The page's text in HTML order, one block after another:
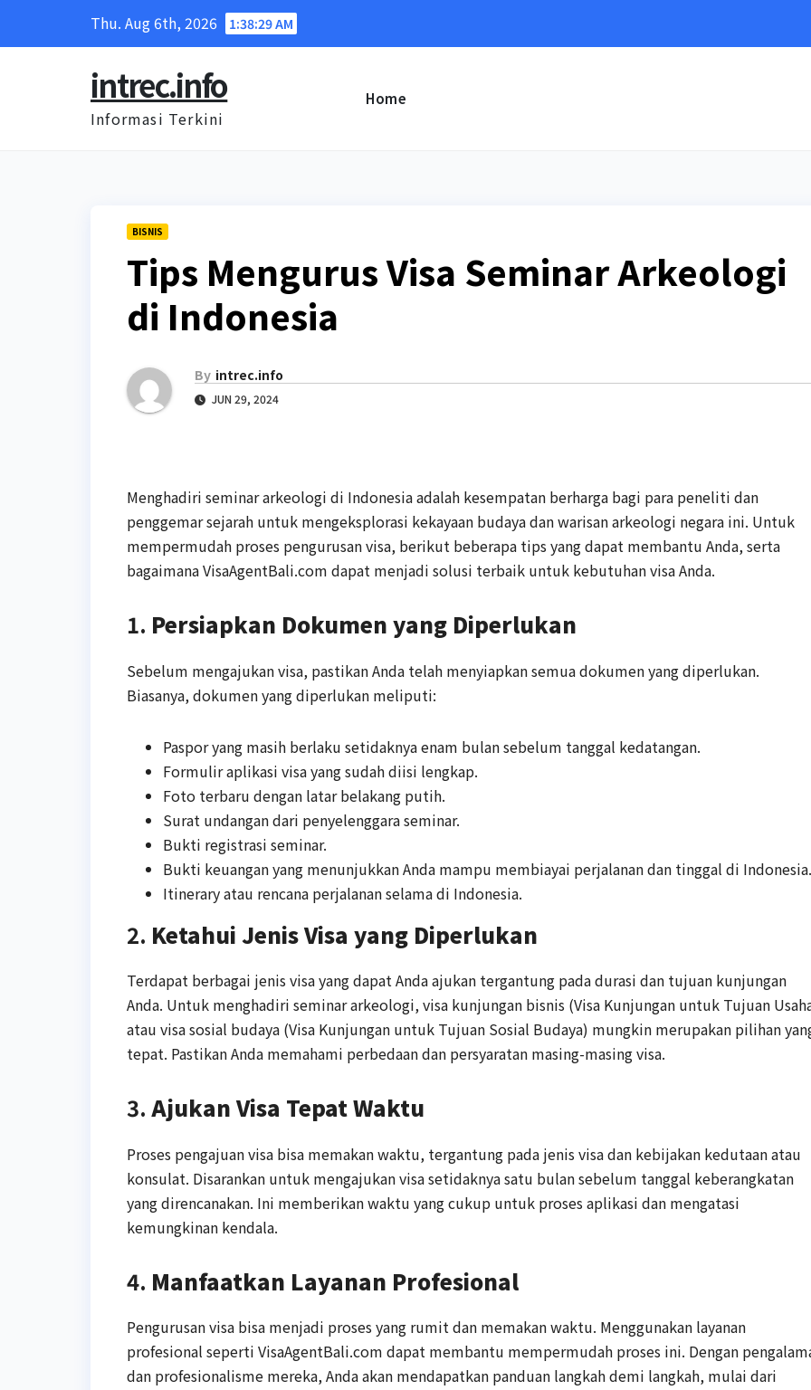
Thu. Aug 6th, 2026 1:38:29 AM
intrec.info
Informasi Terkini
Home
BISNIS
Tips Mengurus Visa Seminar Arkeologi
di Indonesia
By intrec.info
JUN 29, 2024
Menghadiri seminar arkeologi di Indonesia adalah kesempatan berharga bagi para peneliti dan
penggemar sejarah untuk mengeksplorasi kekayaan budaya dan warisan arkeologi negara ini. Untuk
mempermudah proses pengurusan visa, berikut beberapa tips yang dapat membantu Anda, serta
bagaimana VisaAgentBali.com dapat menjadi solusi terbaik untuk kebutuhan visa Anda.
1. Persiapkan Dokumen yang Diperlukan
Sebelum mengajukan visa, pastikan Anda telah menyiapkan semua dokumen yang diperlukan.
Biasanya, dokumen yang diperlukan meliputi:
Paspor yang masih berlaku setidaknya enam bulan sebelum tanggal kedatangan.
Formulir aplikasi visa yang sudah diisi lengkap.
Foto terbaru dengan latar belakang putih.
Surat undangan dari penyelenggara seminar.
Bukti registrasi seminar.
Bukti keuangan yang menunjukkan Anda mampu membiayai perjalanan dan tinggal di Indonesia.
Itinerary atau rencana perjalanan selama di Indonesia.
2. Ketahui Jenis Visa yang Diperlukan
Terdapat berbagai jenis visa yang dapat Anda ajukan tergantung pada durasi dan tujuan kunjungan
Anda. Untuk menghadiri seminar arkeologi, visa kunjungan bisnis (Visa Kunjungan untuk Tujuan
atau visa sosial budaya (Visa Kunjungan untuk Tujuan Sosial Budaya) mungkin merupakan pilihan
tepat. Pastikan Anda memahami perbedaan dan persyaratan masing-masing visa.
3. Ajukan Visa Tepat Waktu
Proses pengajuan visa bisa memakan waktu, tergantung pada jenis visa dan kebijakan kedutaan atau
konsulat. Disarankan untuk mengajukan visa setidaknya satu bulan sebelum tanggal keberangkatan
yang direncanakan. Ini memberikan waktu yang cukup untuk proses aplikasi dan mengatasi
kemungkinan kendala.
4. Manfaatkan Layanan Profesional
Pengurusan visa bisa menjadi proses yang rumit dan memakan waktu. Menggunakan layanan
profesional seperti VisaAgentBali.com dapat membantu mempermudah proses ini. Dengan
dan profesionalisme mereka, Anda akan mendapatkan panduan langkah demi langkah, mulai dari